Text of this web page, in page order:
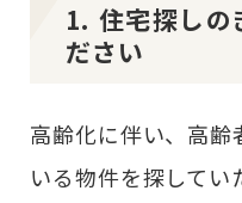
1. 住宅探しの
ださい
高齢化に伴い、高齢
いる物件を探してい